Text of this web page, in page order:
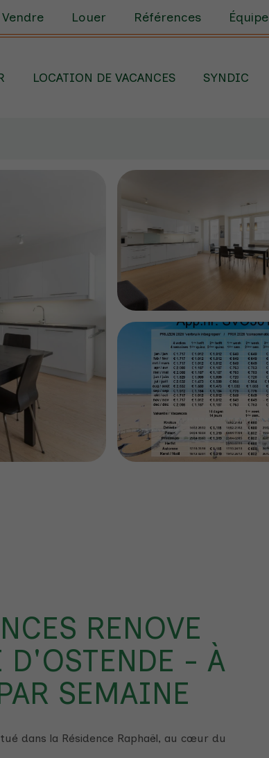
Vendre Louer Références Équipe
LOCATION DE VACANCES SYNDIC
RENOVE
D'OSTENDE - À
SEMAINE
dans la Résidence Raphaël, au cœur du